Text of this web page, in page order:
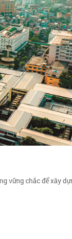
vững chắc để xây